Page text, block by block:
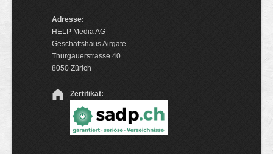
Adresse:
HELP Media AG
Geschäftshaus Airgate
Thurgauerstrasse 40
8050 Zürich
Zertifikat: